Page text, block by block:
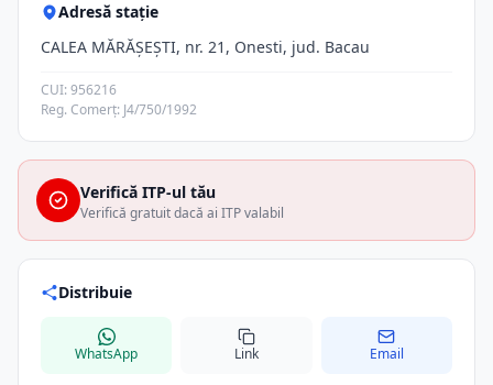
Adresă stație
CALEA MĂRĂŞEŞTI, nr. 21, Onesti, jud. Bacau
CUI: 956216
Reg. Comerț: J4/750/1992
Verifică ITP-ul tău
Verifică gratuit dacă ai ITP valabil
Distribuie
WhatsApp Link Email